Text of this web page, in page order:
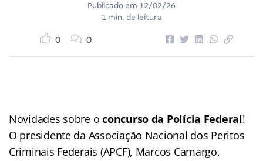
Publicado em 12/02/26
1 min. de leitura
0 0
Novidades sobre oconcurso da Polícia Federal!
O presidente da Associação Nacional dos Peritos
Criminais Federais (APCF), Marcos Camargo,